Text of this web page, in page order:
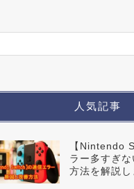
人気記事
【Nintendo
ラー多すぎ
方法を解説し